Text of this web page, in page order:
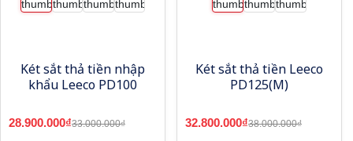
Két sắt thả tiền nhập
khẩu Leeco PD100
28.900.000₫33.000.000₫
Két sắt thả tiền Leeco
PD125(M)
32.800.000₫38.000.000₫